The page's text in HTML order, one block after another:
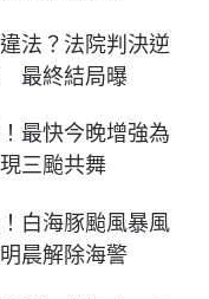
法？法院判決逆
最終結局曝
最快今晚增強為
三颱共舞
白海豚颱風暴風
晨解除海警